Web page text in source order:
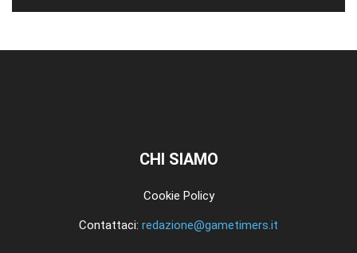
CHI SIAMO
Cookie Policy
Contattaci: redazione@gametimers.it